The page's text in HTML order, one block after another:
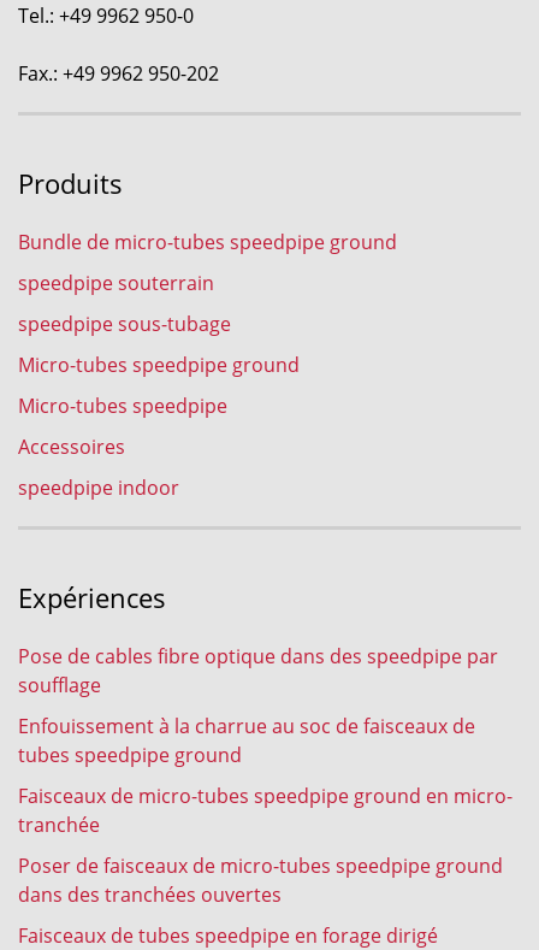
Tel.: +49 9962 950-0
Fax.: +49 9962 950-202
Produits
Bundle de micro-tubes speedpipe ground
speedpipe souterrain
speedpipe sous-tubage
Micro-tubes speedpipe ground
Micro-tubes speedpipe
Accessoires
speedpipe indoor
Expériences
Pose de cables fibre optique dans des speedpipe par
soufflage
Enfouissement à la charrue au soc de faisceaux de
tubes speedpipe ground
Faisceaux de micro-tubes speedpipe ground en micro-
tranchée
Poser de faisceaux de micro-tubes speedpipe ground
dans des tranchées ouvertes
Faisceaux de tubes speedpipe en forage dirigé